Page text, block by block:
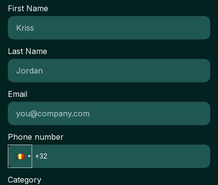
First Name
Last Name
Email
Phone number
Category